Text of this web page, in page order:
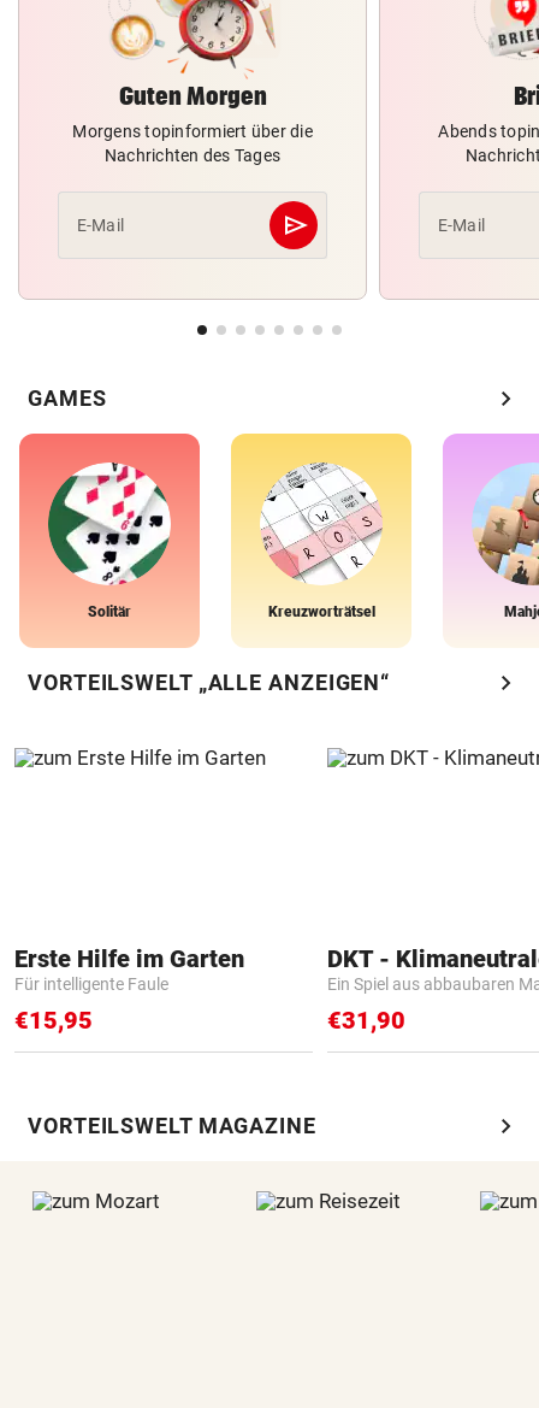
Guten Morgen
Morgens topinformiert über die
Nachrichten des Tages
E-Mail send
Abschicken
Abends
E-Mail
GAMES chevron_right
Solitär Kreuzworträtsel
VORTEILSWELT „ALLE ANZEIGEN“ chevron_right
Erste Hilfe im Garten
Für intelligente Faule
€15,95
Ein Spiel aus abbaubaren
€31,90
VORTEILSWELT MAGAZINE chevron_right